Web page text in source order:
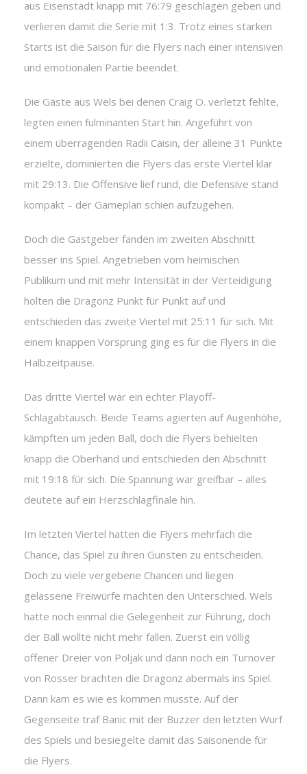
aus Eisenstadt knapp mit 76:79 geschlagen geben und
verlieren damit die Serie mit 1:3. Trotz eines starken
Starts ist die Saison für die Flyers nach einer intensiven
und emotionalen Partie beendet.
Die Gäste aus Wels bei denen Craig O. verletzt fehlte,
legten einen fulminanten Start hin. Angeführt von
einem überragenden Radii Caisin, der alleine 31 Punkte
erzielte, dominierten die Flyers das erste Viertel klar
mit 29:13. Die Offensive lief rund, die Defensive stand
kompakt – der Gameplan schien aufzugehen.
Doch die Gastgeber fanden im zweiten Abschnitt
besser ins Spiel. Angetrieben vom heimischen
Publikum und mit mehr Intensität in der Verteidigung
holten die Dragonz Punkt für Punkt auf und
entschieden das zweite Viertel mit 25:11 für sich. Mit
einem knappen Vorsprung ging es für die Flyers in die
Halbzeitpause.
Das dritte Viertel war ein echter Playoff-
Schlagabtausch. Beide Teams agierten auf Augenhöhe,
kämpften um jeden Ball, doch die Flyers behielten
knapp die Oberhand und entschieden den Abschnitt
mit 19:18 für sich. Die Spannung war greifbar – alles
deutete auf ein Herzschlagfinale hin.
Im letzten Viertel hatten die Flyers mehrfach die
Chance, das Spiel zu ihren Gunsten zu entscheiden.
Doch zu viele vergebene Chancen und liegen
gelassene Freiwürfe machten den Unterschied. Wels
hatte noch einmal die Gelegenheit zur Führung, doch
der Ball wollte nicht mehr fallen. Zuerst ein völlig
offener Dreier von Poljak und dann noch ein Turnover
von Rosser brachten die Dragonz abermals ins Spiel.
Dann kam es wie es kommen musste. Auf der
Gegenseite traf Banic mit der Buzzer den letzten Wurf
des Spiels und besiegelte damit das Saisonende für
die Flyers.